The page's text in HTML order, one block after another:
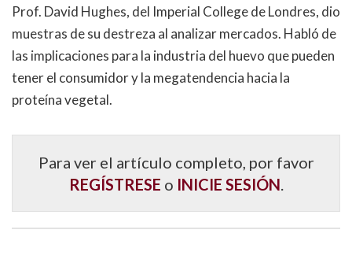
Prof. David Hughes, del Imperial College de Londres, dio
muestras de su destreza al analizar mercados. Habló de
las implicaciones para la industria del huevo que pueden
tener el consumidor y la megatendencia hacia la
proteína vegetal.
Para ver el artículo completo, por favor
REGÍSTRESE o INICIE SESIÓN.